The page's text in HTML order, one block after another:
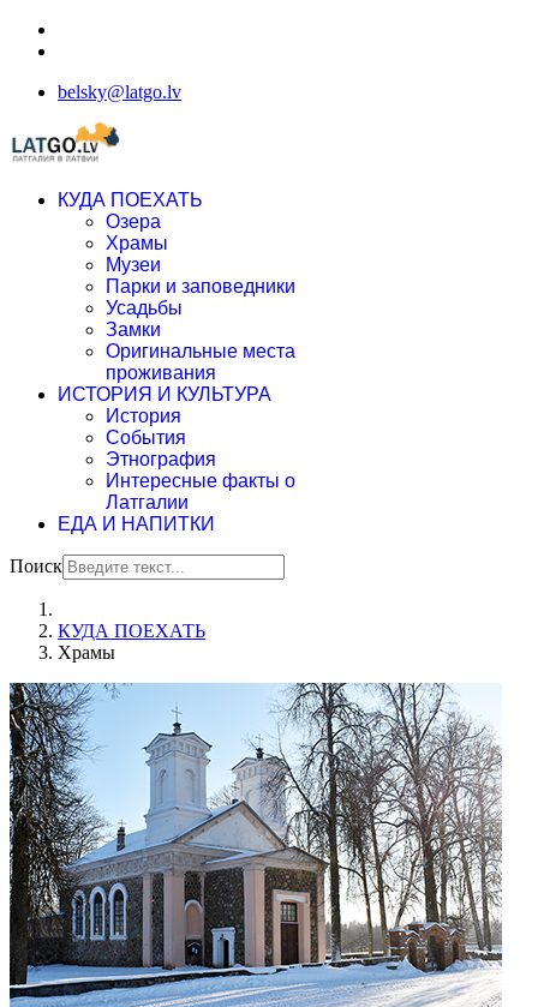
belsky@latgo.lv
КУДА ПОЕХАТЬ
Озера
Храмы
Музеи
Парки и заповедники
Усадьбы
Замки
Оригинальные места
проживания
ИСТОРИЯ И КУЛЬТУРА
История
События
Этнография
Интересные факты о
Латгалии
ЕДА И НАПИТКИ
Поиск
КУДА ПОЕХАТЬ
Храмы